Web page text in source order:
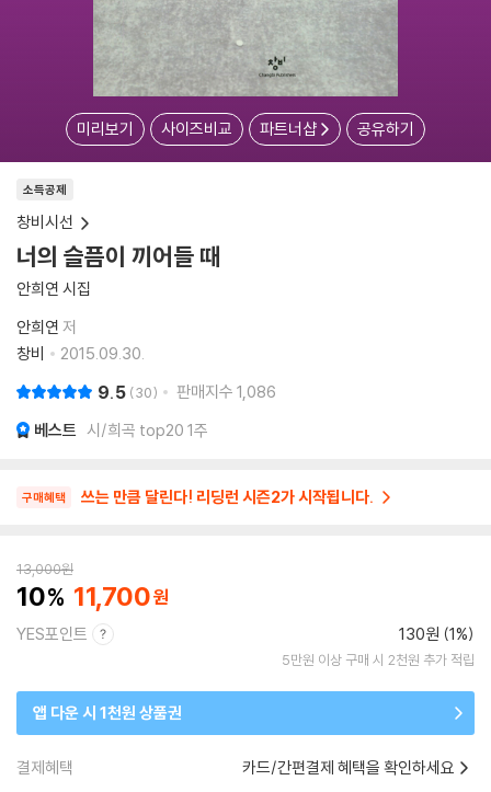
미리보기 사이즈비교 파트너샵 공유하기
소득공제
창비시선
너의 슬픔이 끼어들 때
안희연 시집
안희연 저
창비
2015.09.30.
9.5 30 판매지수 1,086
베스트 시/희곡 top20 1주
구매혜택 쓰는 만큼 달린다! 리딩런 시즌2가 시작됩니다.
13,000원
10 11,700
YES포인트 130원 (1%)
5만원 이상 구매 시 2천원 추가 적립
앱 다운 시 1천원 상품권
결제혜택 카드/간편결제 혜택을 확인하세요